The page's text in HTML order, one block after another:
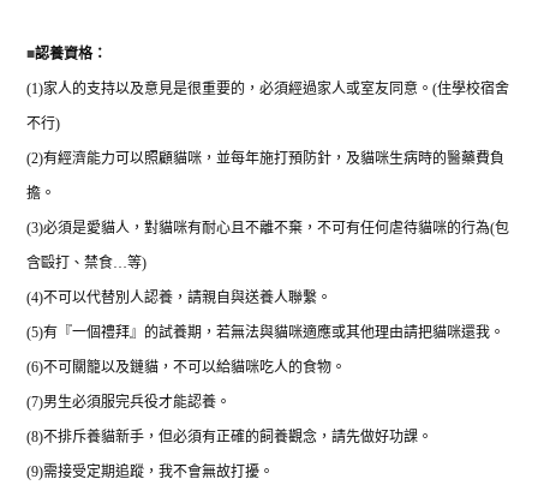
■認養資格：
(1)家人的支持以及意見是很重要的，必須經過家人或室友同意。 (住學校宿舍
不行)
(2)有經濟能力可以照顧貓咪，並每年施打預防針，及貓咪生病時的醫藥費負
擔。
(3)必須是愛貓人，對貓咪有耐心且不離不棄，不可有任何虐待貓咪的行為(包
含毆打、禁食…等)
(4)不可以代替別人認養，請親自與送養人聯繫。
(5)有『一個禮拜』的試養期，若無法與貓咪適應或其他理由請把貓咪還我。
(6)不可關籠以及鏈貓，不可以給貓咪吃人的食物。
(7)男生必須服完兵役才能認養。
(8)不排斥養貓新手，但必須有正確的飼養觀念，請先做好功課。
(9)需接受定期追蹤，我不會無故打擾。